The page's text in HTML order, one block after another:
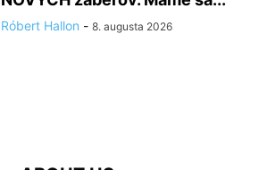
Róbert Hallon - 8. augusta 2026